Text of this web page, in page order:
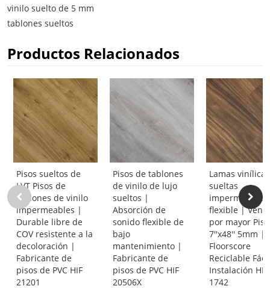
vinilo suelto de 5 mm
tablones sueltos
Productos Relacionados
Pisos sueltos de
LVT Pisos de
tablones de vinilo
impermeables |
Durable libre de
COV resistente a la
decoloración |
Fabricante de
pisos de PVC HIF
21201
Pisos de tablones
de vinilo de lujo
sueltos |
Absorción de
sonido flexible de
bajo
mantenimiento |
Fabricante de
pisos de PVC HIF
20506X
Lamas vinílicas
sueltas
impermeables
flexible |
por mayor Piso
7''x48'' 5mm |
Floorscore
Reciclable
Instalación HIF
1742